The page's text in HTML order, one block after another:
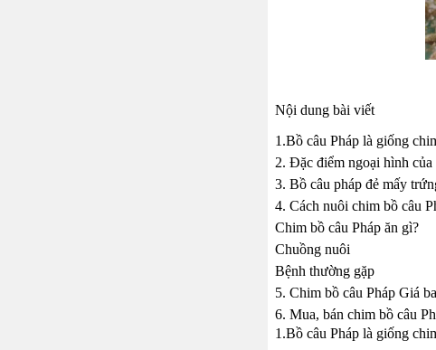
Nội dung bài viết
1.Bồ câu Pháp là giống
2. Đặc điểm ngoại hình của
3. Bồ câu pháp đẻ mấy
4. Cách nuôi chim bồ câu
Chim bồ câu Pháp ăn gì?
Chuồng nuôi
Bệnh thường gặp
5. Chim bồ câu Pháp Giá
6. Mua, bán chim bồ câu
1.Bồ câu Pháp là giống